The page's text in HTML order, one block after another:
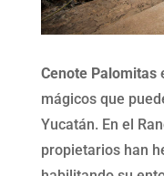
Cenote Palomitas
mágicos que
Yucatán. En el
propietarios han